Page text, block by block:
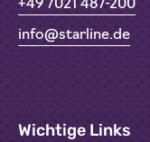
+49 7021 487-200
info@starline.de
Wichtige Links